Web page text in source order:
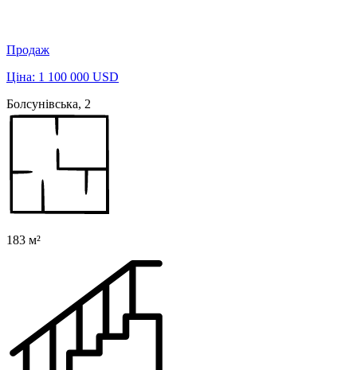
Продаж
Ціна: 1 100 000 USD
Болсунівська, 2
183 м²